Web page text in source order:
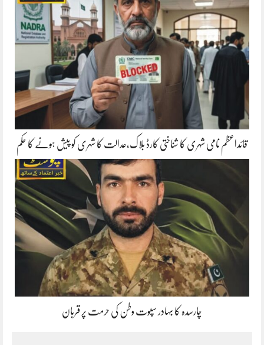
قائداعظم نامی شہری کا شناختی کارڈ بلاک،عدالت کا شہری کو پیش ہونے کا حکم
چارسدہ کا بہادر سپوت وطن کی حرمت پر قربان